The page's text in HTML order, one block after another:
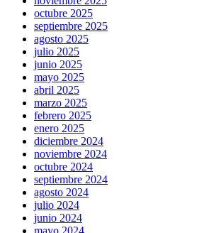
octubre 2025
septiembre 2025
agosto 2025
julio 2025
junio 2025
mayo 2025
abril 2025
marzo 2025
febrero 2025
enero 2025
diciembre 2024
noviembre 2024
octubre 2024
septiembre 2024
agosto 2024
julio 2024
junio 2024
mayo 2024